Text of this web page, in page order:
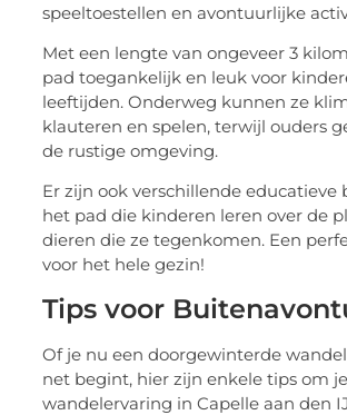
speeltoestellen en avontuurlijke
Met een lengte van ongeveer 3
pad toegankelijk en leuk voor
leeftijden. Onderweg kunnen ze
klauteren en spelen, terwijl ouders
de rustige omgeving.
Er zijn ook verschillende educatieve
het pad die kinderen leren over de
dieren die ze tegenkomen. Een
voor het hele gezin!
Tips voor
Of je nu een doorgewinterde
net begint, hier zijn enkele tips om je
wandelervaring in Capelle aan den